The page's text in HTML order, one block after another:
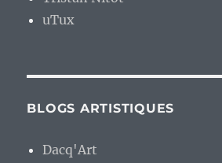
uTux
BLOGS ARTISTIQUES
Dacq'Art